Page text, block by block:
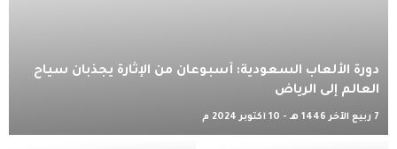
دورة الألعاب السعودية: أسبوعان من الإثارة يجذبان سياح
العالم إلى الرياض
7 ربيع الآخر 1446 هـ - 10 أكتوبر 2024 م